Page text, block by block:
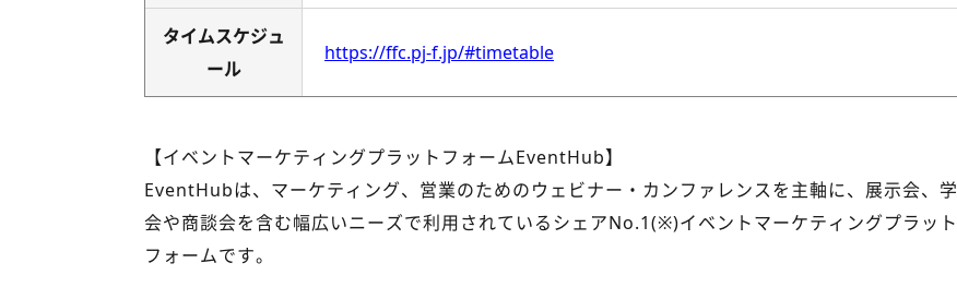
タイムスケジュ
ール
https://ffc.pj-f.jp/#timetable
【イベントマーケティングプラットフォームEventHub】
EventHubは、マーケティング、営業のためのウェビナー・カンファレンスを主軸に、展示会、学
会や商談会を含む幅広いニーズで利用されているシェアNo.1(※)イベントマーケティングプラット
フォームです。